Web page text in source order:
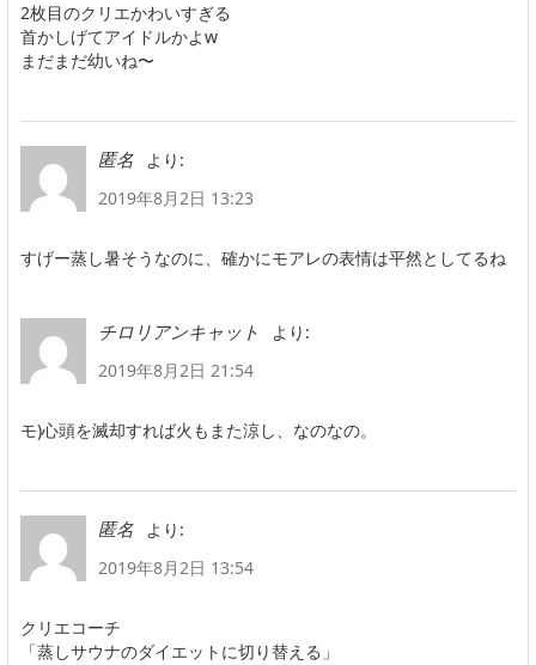
2枚目のクリエかわいすぎる
首かしげてアイドルかよw
まだまだ幼いね〜
匿名
より:
2019年8月2日 13:23
すげー蒸し暑そうなのに、確かにモアレの表情は平然としてるね
チロリアンキャット
より:
2019年8月2日 21:54
モ)心頭を滅却すれば火もまた涼し、なのなの。
匿名
より:
2019年8月2日 13:54
クリエコーチ
「蒸しサウナのダイエットに切り替える」